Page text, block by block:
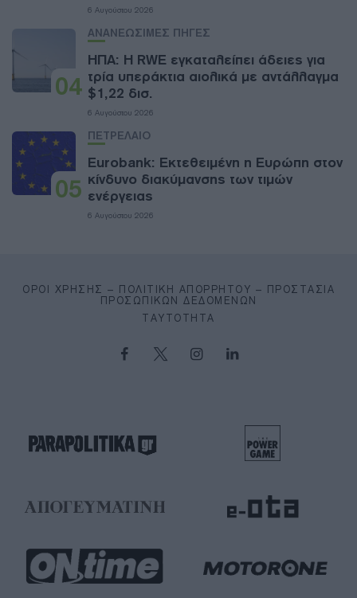
6 Αυγούστου 2026
04
ΑΝΑΝΕΩΣΙΜΕΣ ΠΗΓΕΣ
ΗΠΑ: Η RWE εγκαταλείπει άδειες για
τρία υπεράκτια αιολικά με αντάλλαγμα
$1,22 δισ.
6 Αυγούστου 2026
05
ΠΕΤΡΕΛΑΙΟ
Eurobank: Εκτεθειμένη η Ευρώπη στον
κίνδυνο διακύμανσης των τιμών
ενέργειας
6 Αυγούστου 2026
ΌΡΟΙ ΧΡΉΣΗΣ – ΠΟΛΙΤΙΚΉ ΑΠΟΡΡΉΤΟΥ – ΠΡΟΣΤΑΣΊΑ
ΠΡΟΣΩΠΙΚΏΝ ΔΕΔΟΜΈΝΩΝ
ΤΑΥΤΌΤΗΤΑ